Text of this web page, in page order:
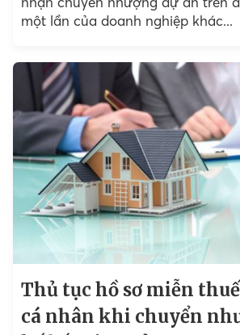
một lần của doanh nghiệp khác...
Thủ tục hồ sơ miễn
cá nhân khi chuyển